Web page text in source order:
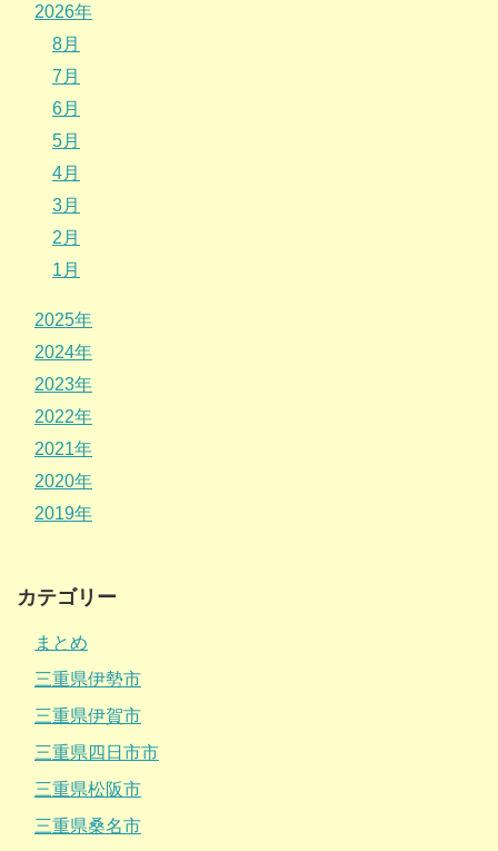
2026年
8月
7月
6月
5月
4月
3月
2月
1月
2025年
2024年
2023年
2022年
2021年
2020年
2019年
カテゴリー
まとめ
三重県伊勢市
三重県伊賀市
三重県四日市市
三重県松阪市
三重県桑名市